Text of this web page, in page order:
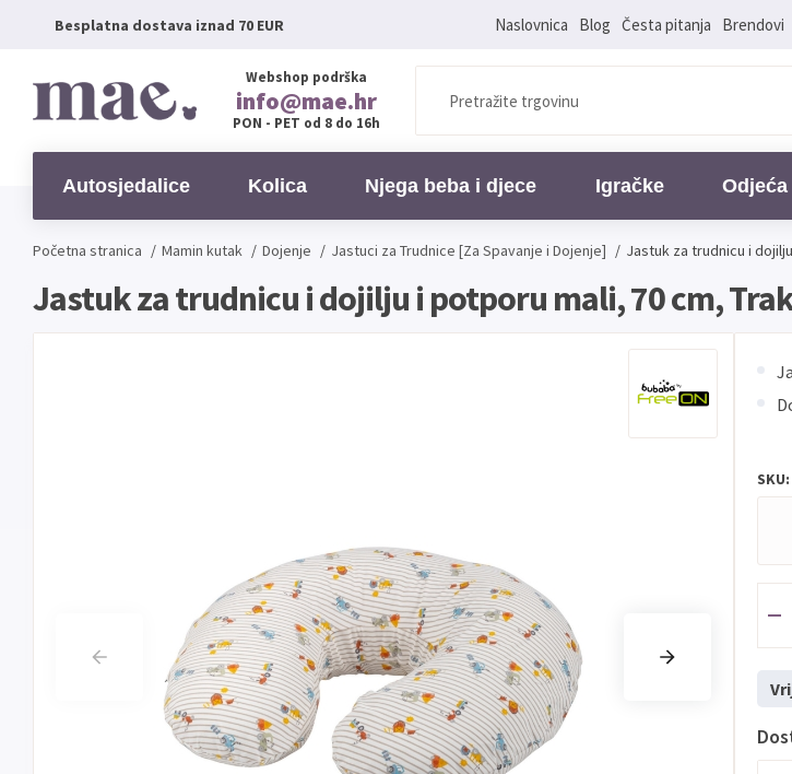
Besplatna dostava iznad 70 EUR Naslovnica Blog Česta pitanja Brendovi
Webshop podrška
info@mae.hr
PON - PET od 8 do 16h
Autosjedalice Kolica Njega beba i djece Igračke
Početna stranica / Mamin kutak / Dojenje / Jastuci za Trudnice [Za Spavanje i Dojenje] / Jastuk za trudnicu i
Jastuk za trudnicu i dojilju i potporu mali, 70 cm,
SKU: